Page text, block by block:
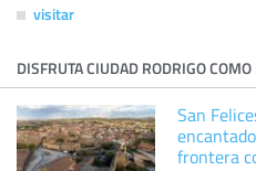
visitar
DISFRUTA CIUDAD RODRIGO
San
frontera